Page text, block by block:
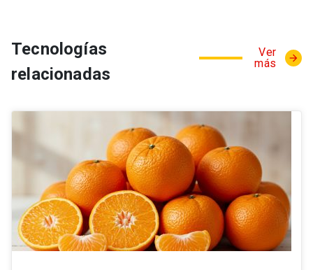
Tecnologías
relacionadas
Ver
más
arrow_forward